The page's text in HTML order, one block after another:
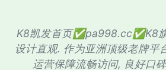
K8凯发首页✅pa998.cc✅K8
设计直观. 作为亚洲顶级老牌平
运营保障流畅访问, 良好口